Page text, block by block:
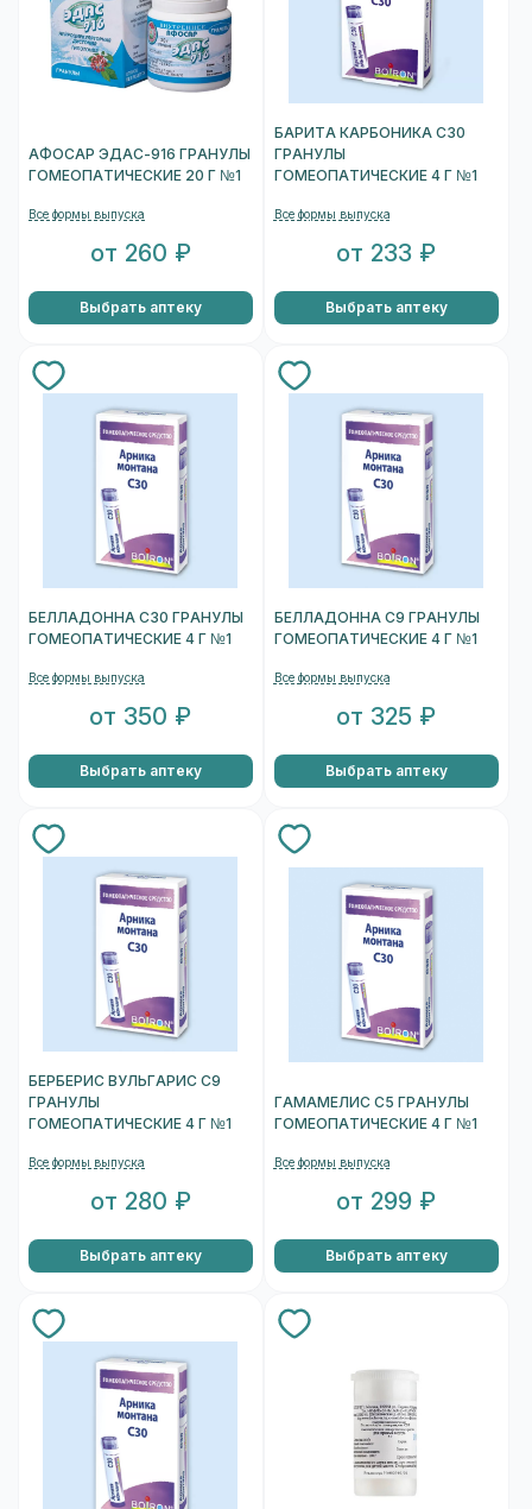
АФОСАР ЭДАС-916 ГРАНУЛЫ
ГОМЕОПАТИЧЕСКИЕ 20 Г №1
Все формы выпуска
от 260 ₽
Выбрать аптеку
БАРИТА КАРБОНИКА C30
ГРАНУЛЫ
ГОМЕОПАТИЧЕСКИЕ 4 Г №1
Все формы выпуска
от 233 ₽
Выбрать аптеку
БЕЛЛАДОННА С30 ГРАНУЛЫ
ГОМЕОПАТИЧЕСКИЕ 4 Г №1
Все формы выпуска
от 350 ₽
Выбрать аптеку
БЕЛЛАДОННА С9 ГРАНУЛЫ
ГОМЕОПАТИЧЕСКИЕ 4 Г №1
Все формы выпуска
от 325 ₽
Выбрать аптеку
БЕРБЕРИС ВУЛЬГАРИС С9
ГРАНУЛЫ
ГОМЕОПАТИЧЕСКИЕ 4 Г №1
Все формы выпуска
от 280 ₽
Выбрать аптеку
ГАМАМЕЛИС С5 ГРАНУЛЫ
ГОМЕОПАТИЧЕСКИЕ 4 Г №1
Все формы выпуска
от 299 ₽
Выбрать аптеку